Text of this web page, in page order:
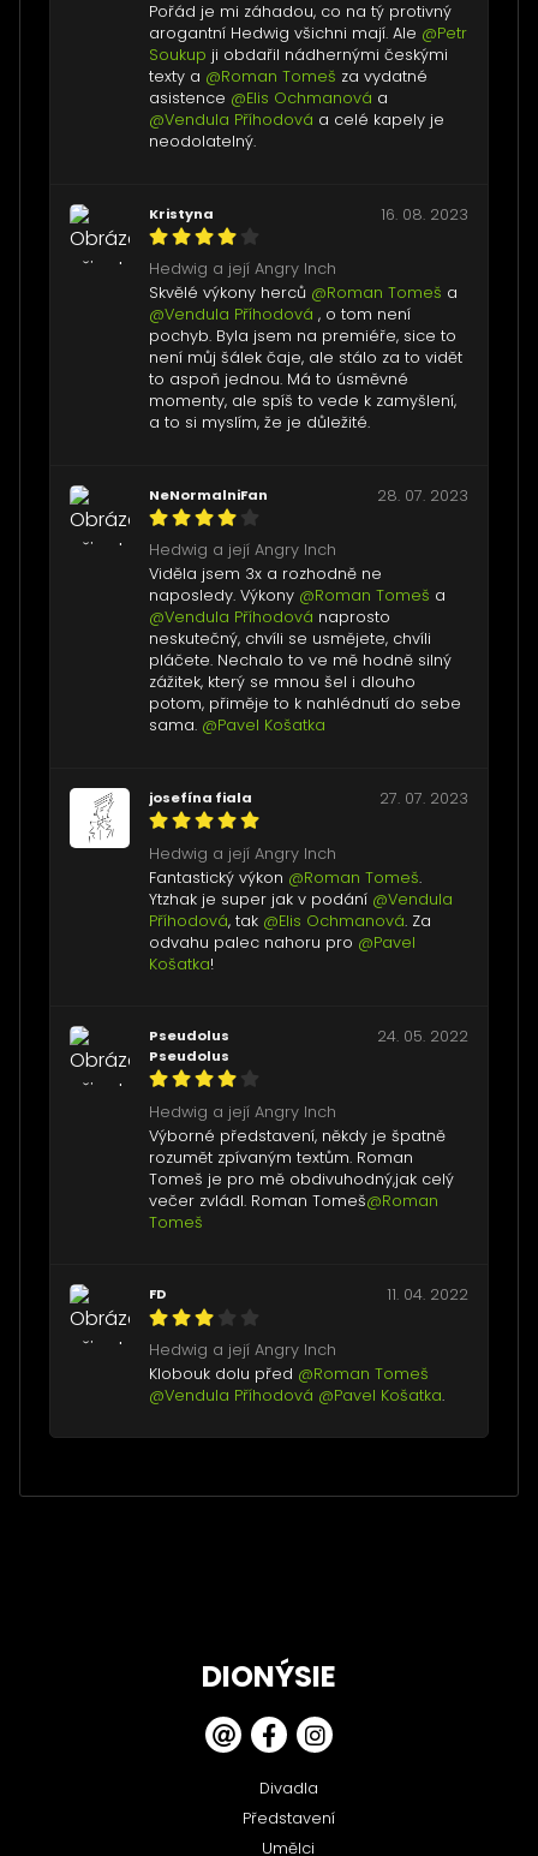
Pořád je mi záhadou, co na tý protivný
arogantní Hedwig všichni mají. Ale @Petr
Soukup ji obdařil nádhernými českými
texty a @Roman Tomeš za vydatné
asistence @Elis Ochmanová a
@Vendula Příhodová a celé kapely je
neodolatelný.
Kristyna 16. 08. 2023
Hedwig a její Angry Inch
Skvělé výkony herců @Roman Tomeš a
@Vendula Příhodová , o tom není
pochyb. Byla jsem na premiéře, sice to
není můj šálek čaje, ale stálo za to vidět
to aspoň jednou. Má to úsměvné
momenty, ale spíš to vede k zamyšlení,
a to si myslím, že je důležité.
NeNormalniFan 28. 07. 2023
Hedwig a její Angry Inch
Viděla jsem 3x a rozhodně ne
naposledy. Výkony @Roman Tomeš a
@Vendula Příhodová naprosto
neskutečný, chvíli se usmějete, chvíli
pláčete. Nechalo to ve mě hodně silný
zážitek, který se mnou šel i dlouho
potom, přiměje to k nahlédnutí do sebe
sama. @Pavel Košatka
josefína fiala 27. 07. 2023
Hedwig a její Angry Inch
Fantastický výkon @Roman Tomeš.
Ytzhak je super jak v podání @Vendula
Příhodová, tak @Elis Ochmanová. Za
odvahu palec nahoru pro @Pavel
Košatka!
Pseudolus
Pseudolus
24. 05. 2022
Hedwig a její Angry Inch
Výborné představení, někdy je špatně
rozumět zpívaným textům. Roman
Tomeš je pro mě obdivuhodný,jak celý
večer zvládl. Roman Tomeš@Roman
Tomeš
FD 11. 04. 2022
Hedwig a její Angry Inch
Klobouk dolu před @Roman Tomeš
@Vendula Příhodová @Pavel Košatka.
DIONÝSIE
Divadla
Představení
Umělci